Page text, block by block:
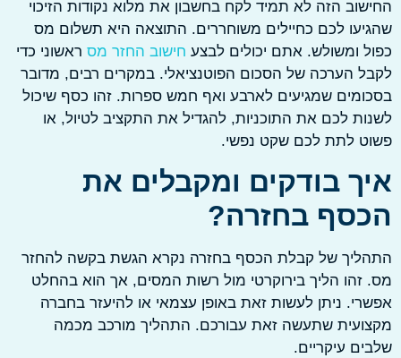
הזה לא תמיד לקח בחשבון את מלוא נקודות הזיכוי
לכם כחיילים משוחררים. התוצאה היא תשלום מס
ומשולש. אתם יכולים לבצעחישוב החזר מסראשוני כדי
הערכה של הסכום הפוטנציאלי. במקרים רבים, מדובר
שמגיעים לארבע ואף חמש ספרות. זהו כסף שיכול
לכם את התוכניות, להגדיל את התקציב לטיול, או
לתת לכם שקט נפשי.
בודקים ומקבלים את
בחזרה?
של קבלת הכסף בחזרה נקרא הגשת בקשה להחזר
הליך בירוקרטי מול רשות המסים, אך הוא בהחלט
ניתן לעשות זאת באופן עצמאי או להיעזר בחברה
שתעשה זאת עבורכם. התהליך מורכב מכמה
עיקריים.